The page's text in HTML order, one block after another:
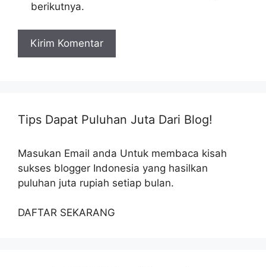
berikutnya.
Tips Dapat Puluhan Juta Dari Blog!
Masukan Email anda Untuk membaca kisah
sukses blogger Indonesia yang hasilkan
puluhan juta rupiah setiap bulan.
DAFTAR SEKARANG